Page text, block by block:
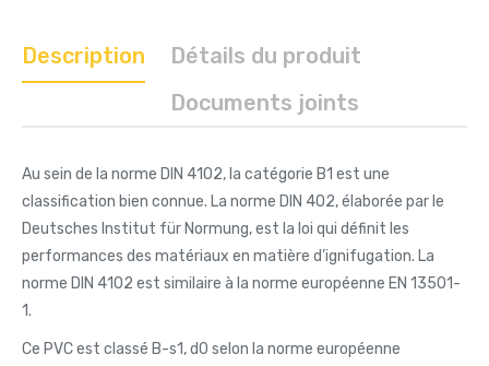
Description
Détails du produit
Documents joints
Au sein de la norme DIN 4102, la catégorie B1 est une
classification bien connue. La norme DIN 402, élaborée par le
Deutsches Institut für Normung, est la loi qui définit les
performances des matériaux en matière d’ignifugation. La
norme DIN 4102 est similaire à la norme européenne EN 13501-
1.
Ce PVC est classé B-s1, d0 selon la norme européenne